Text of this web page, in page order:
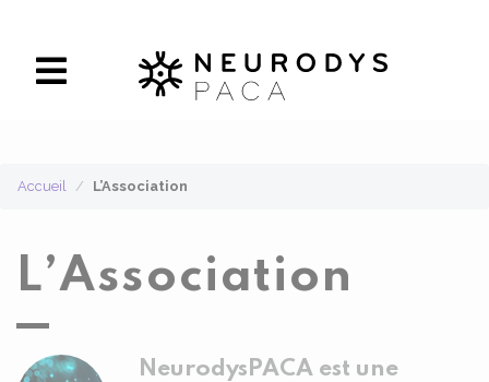
Accueil L’Association
L’Association
NeurodysPACA est une